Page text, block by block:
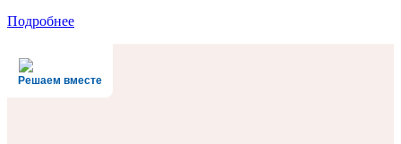
Подробнее
Решаем вместе